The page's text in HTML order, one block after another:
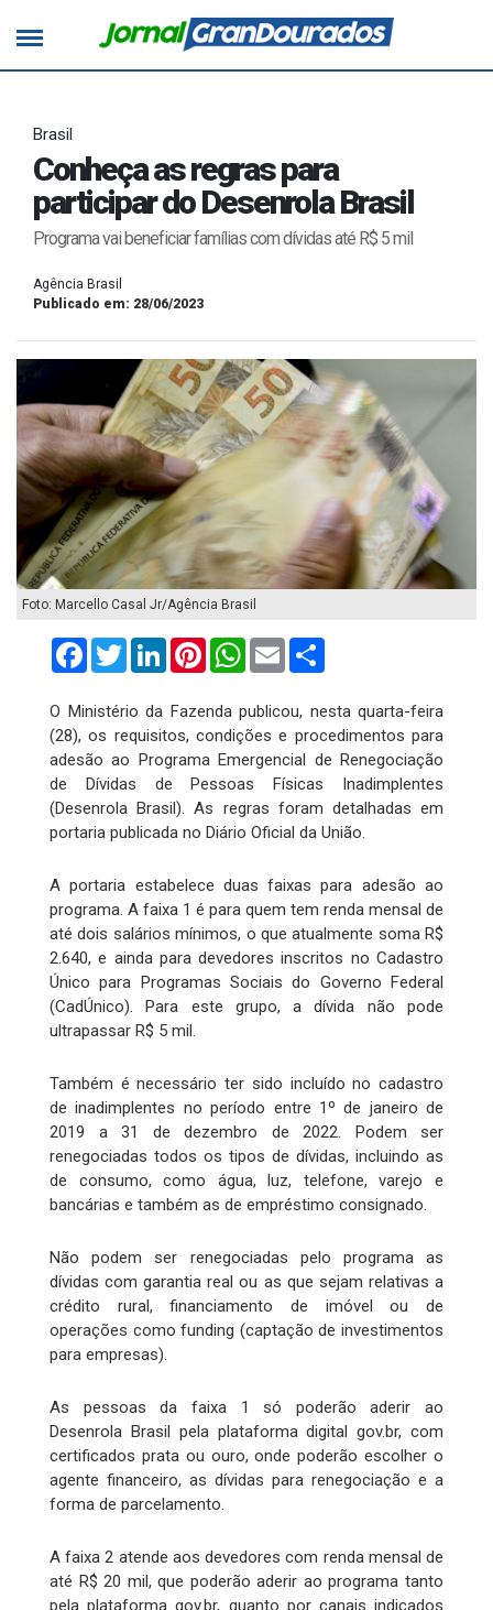
Brasil
Conheça as regras para
participar do Desenrola Brasil
Programa vai beneficiar famílias com dívidas até R$ 5 mil
Agência Brasil
Publicado em: 28/06/2023
Foto: Marcello Casal Jr/Agência Brasil
FacebookTwitterLinkedInPinterestWhatsApp
Email
O Ministério da Fazenda publicou, nesta quarta-feira
(28), os requisitos, condições e procedimentos para
adesão ao Programa Emergencial de Renegociação
de Dívidas de Pessoas Físicas Inadimplentes
(Desenrola Brasil). As regras foram detalhadas em
portaria publicada no Diário Oficial da União.
A portaria estabelece duas faixas para adesão ao
programa. A faixa 1 é para quem tem renda mensal de
até dois salários mínimos, o que atualmente soma R$
2.640, e ainda para devedores inscritos no Cadastro
Único para Programas Sociais do Governo Federal
(CadÚnico). Para este grupo, a dívida não pode
ultrapassar R$ 5 mil.
Também é necessário ter sido incluído no cadastro
de inadimplentes no período entre 1º de janeiro de
2019 a 31 de dezembro de 2022. Podem ser
renegociadas todos os tipos de dívidas, incluindo as
de consumo, como água, luz, telefone, varejo e
bancárias e também as de empréstimo consignado.
Não podem ser renegociadas pelo programa as
dívidas com garantia real ou as que sejam relativas a
crédito rural, financiamento de imóvel ou de
operações como funding (captação de investimentos
para empresas).
As pessoas da faixa 1 só poderão aderir ao
Desenrola Brasil pela plataforma digital gov.br, com
certificados prata ou ouro, onde poderão escolher o
agente financeiro, as dívidas para renegociação e a
forma de parcelamento.
A faixa 2 atende aos devedores com renda mensal de
até R$ 20 mil, que poderão aderir ao programa tanto